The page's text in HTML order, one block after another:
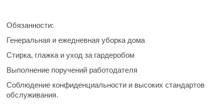
Обязанности:
Генеральная и ежедневная уборка дома
Стирка, глажка и уход за гардеробом
Выполнение поручений работодателя
Соблюдение конфиденциальности и высоких стандартов
обслуживания.